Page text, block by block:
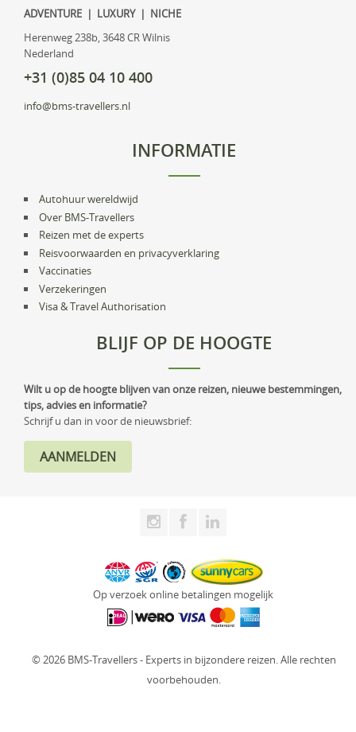
ADVENTURE | LUXURY | NICHE
Herenweg 238b, 3648 CR Wilnis
Nederland
+31 (0)85 04 10 400
info@bms-travellers.nl
INFORMATIE
Autohuur wereldwijd
Over BMS-Travellers
Reizen met de experts
Reisvoorwaarden en privacyverklaring
Vaccinaties
Verzekeringen
Visa & Travel Authorisation
BLIJF OP DE HOOGTE
Wilt u op de hoogte blijven van onze reizen, nieuwe bestemmingen,
tips, advies en informatie?
Schrijf u dan in voor de nieuwsbrief:
Op verzoek online betalingen mogelijk
© 2026 BMS-Travellers - Experts in bijzondere reizen. Alle rechten
voorbehouden.